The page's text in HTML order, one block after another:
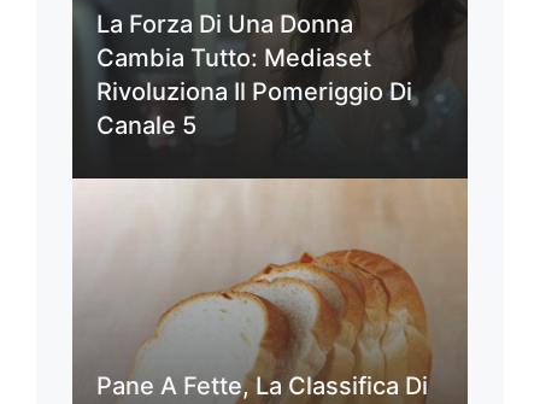
La Forza Di Una Donna
Cambia Tutto: Mediaset
Rivoluziona Il Pomeriggio Di
Canale 5
Pane A Fette, La Classifica Di